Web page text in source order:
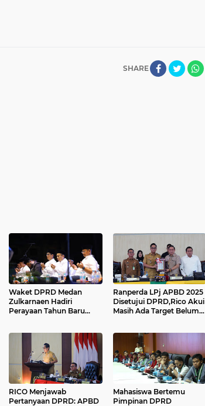
SHARE
Waket DPRD Medan
Zulkarnaen Hadiri
Perayaan Tahun Baru
Ranperda LPj APBD 2025
Disetujui DPRD,Rico Akui
Masih Ada Target Belum
RICO Menjawab
Pertanyaan DPRD: APBD
Mahasiswa Bertemu
Pimpinan DPRD